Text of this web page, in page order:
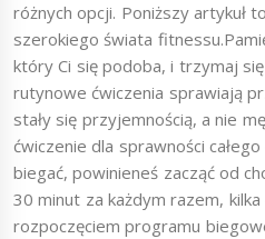
różnych opcji. Poniższy artykuł
szerokiego świata
który Ci się podoba, i trzymaj
rutynowe ćwiczenia sprawiają
stały się przyjemnością, a nie
ćwiczenie dla sprawności
biegać, powinieneś zacząć od
30 minut za każdym razem,
rozpoczęciem programu